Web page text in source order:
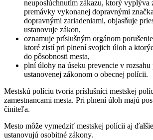
neuposlúchnutím zákazu, ktorý vyplýva
premávky vykonanej dopravnými
dopravnými zariadeniami, objasňuje
ustanovuje zákon,
oznamuje príslušným orgánom
ktoré zistí pri plnení svojich úloh a
do pôsobnosti mesta,
plní úlohy na úseku prevencie v rozsahu
ustanovenej zákonom o obecnej polícii.
Mestskú políciu tvoria príslušníci mestskej
zamestnancami mesta. Pri plnení úloh majú
činiteľa.
Mesto môže vymedziť mestskej polícii aj
ustanovujú osobitné zákony.